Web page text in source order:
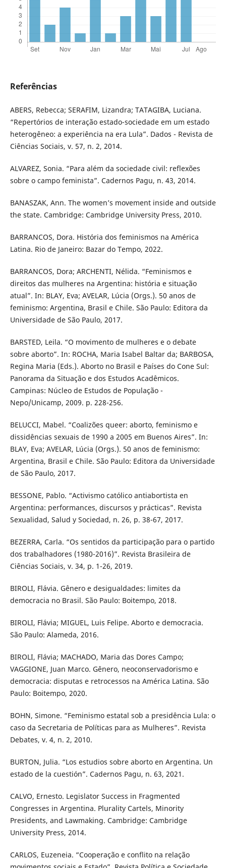
Referências
ABERS, Rebecca; SERAFIM, Lizandra; TATAGIBA, Luciana.
“Repertórios de interação estado-sociedade em um estado
heterogêneo: a experiência na era Lula”. Dados - Revista de
Ciências Sociais, v. 57, n. 2, 2014.
ALVAREZ, Sonia. “Para além da sociedade civil: reflexões
sobre o campo feminista”. Cadernos Pagu, n. 43, 2014.
BANASZAK, Ann. The women’s movement inside and outside
the state. Cambridge: Cambridge University Press, 2010.
BARRANCOS, Dora. História dos feminismos na América
Latina. Rio de Janeiro: Bazar do Tempo, 2022.
BARRANCOS, Dora; ARCHENTI, Nélida. “Feminismos e
direitos das mulheres na Argentina: história e situação
atual”. In: BLAY, Eva; AVELAR, Lúcia (Orgs.). 50 anos de
feminismo: Argentina, Brasil e Chile. São Paulo: Editora da
Universidade de São Paulo, 2017.
BARSTED, Leila. “O movimento de mulheres e o debate
sobre aborto”. In: ROCHA, Maria Isabel Baltar da; BARBOSA,
Regina Maria (Eds.). Aborto no Brasil e Países do Cone Sul:
Panorama da Situação e dos Estudos Acadêmicos.
Campinas: Núcleo de Estudos de População -
Nepo/Unicamp, 2009. p. 228-256.
BELUCCI, Mabel. “Coalizões queer: aborto, feminismo e
dissidências sexuais de 1990 a 2005 em Buenos Aires”. In:
BLAY, Eva; AVELAR, Lúcia (Orgs.). 50 anos de feminismo:
Argentina, Brasil e Chile. São Paulo: Editora da Universidade
de São Paulo, 2017.
BESSONE, Pablo. “Activismo católico antiabortista en
Argentina: performances, discursos y prácticas”. Revista
Sexualidad, Salud y Sociedad, n. 26, p. 38-67, 2017.
BEZERRA, Carla. “Os sentidos da participação para o partido
dos trabalhadores (1980-2016)”. Revista Brasileira de
Ciências Sociais, v. 34, p. 1-26, 2019.
BIROLI, Flávia. Gênero e desigualdades: limites da
democracia no Brasil. São Paulo: Boitempo, 2018.
BIROLI, Flávia; MIGUEL, Luis Felipe. Aborto e democracia.
São Paulo: Alameda, 2016.
BIROLI, Flávia; MACHADO, Maria das Dores Campo;
VAGGIONE, Juan Marco. Gênero, neoconservadorismo e
democracia: disputas e retrocessos na América Latina. São
Paulo: Boitempo, 2020.
BOHN, Simone. “Feminismo estatal sob a presidência Lula: o
caso da Secretaria de Políticas para as Mulheres”. Revista
Debates, v. 4, n. 2, 2010.
BURTON, Julia. “Los estudios sobre aborto en Argentina. Un
estado de la cuestión”. Cadernos Pagu, n. 63, 2021.
CALVO, Ernesto. Legislator Success in Fragmented
Congresses in Argentina. Plurality Cartels, Minority
Presidents, and Lawmaking. Cambridge: Cambridge
University Press, 2014.
CARLOS, Euzeneia. “Cooperação e conflito na relação